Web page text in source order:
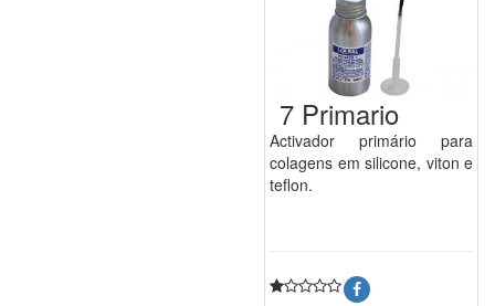
7 Primario
Activador primário para
colagens em silicone, viton e
teflon.